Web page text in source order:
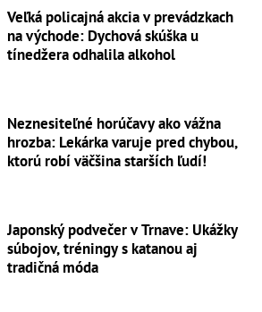
Veľká policajná akcia v prevádzkach
na východe: Dychová skúška u
tínedžera odhalila alkohol
Neznesiteľné horúčavy ako vážna
hrozba: Lekárka varuje pred chybou,
ktorú robí väčšina starších ľudí!
Japonský podvečer v Trnave: Ukážky
súbojov, tréningy s katanou aj
tradičná móda